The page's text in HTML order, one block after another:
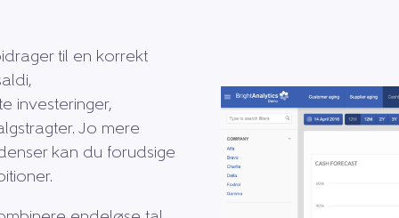
til en korrekt
investeringer,
Jo mere
kan du forudsige